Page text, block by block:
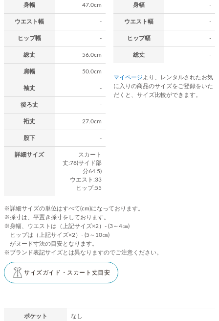
身幅 47.0cm
ウエスト幅 -
ヒップ幅 -
総丈 56.0cm
肩幅 50.0cm
袖丈 -
後ろ丈 -
裄丈 27.0cm
股下 -
詳細サイズ
スカート
丈:78(サイド部
分64.5)
ウエスト:33
ヒップ:55
身幅 -
ウエスト幅 -
ヒップ幅 -
総丈 -
マイページ より、レンタルされたお気
に入りの商品のサイズをご登録をいた
だくと、サイズ比較ができます。
※詳細サイズの単位はすべて(cm)になっております。
※採寸は、平置き採寸をしております。
※身幅、ウエストは（上記サイズ×2）- (3～4㎝)
ヒップは（上記サイズ×2）- (5～10㎝)
がヌード寸法の目安となります。
※ブランド表記サイズとは異なりますのでご注意ください。
サイズガイド・スカート丈目安
ポケット なし